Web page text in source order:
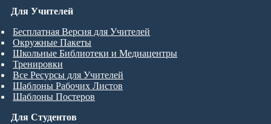
Для Студентов
Для Учителей
Бесплатная Версия для Учителей
Окружные Пакеты
Школьные Библиотеки и Медиацентры
Тренировки
Все Ресурсы для Учителей
Шаблоны Рабочих Листов
Шаблоны Постеров